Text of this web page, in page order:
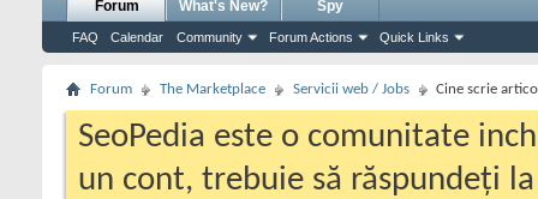
Forum
FAQ Calendar Community Forum Actions Quick Links
What's New? Spy
Forum The Marketplace Servicii web / Jobs Cine scrie
SeoPedia este o comunitate
un cont, trebuie să răspundeți